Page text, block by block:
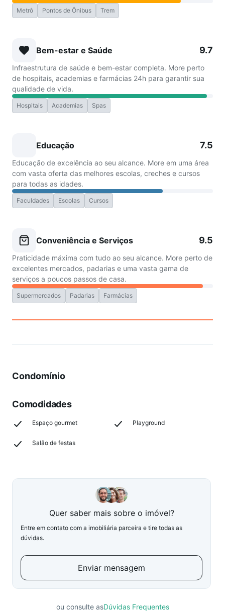
Metrô Pontos de Ônibus Trem
Bem-estar e Saúde 9.7
Infraestrutura de saúde e bem-estar completa. More perto
de hospitais, academias e farmácias 24h para garantir sua
qualidade de vida.
Hospitais Academias Spas
Educação 7.5
Educação de excelência ao seu alcance. More em uma área
com vasta oferta das melhores escolas, creches e cursos
para todas as idades.
Faculdades Escolas Cursos
Conveniência e Serviços 9.5
Praticidade máxima com tudo ao seu alcance. More perto de
excelentes mercados, padarias e uma vasta gama de
serviços a poucos passos de casa.
Supermercados Padarias Farmácias
Condomínio
Comodidades
Espaço gourmet Playground
Salão de festas
Quer saber mais sobre o imóvel?
Entre em contato com a imobiliária parceira e tire todas as
dúvidas.
Enviar mensagem
ou consulte asDúvidas Frequentes